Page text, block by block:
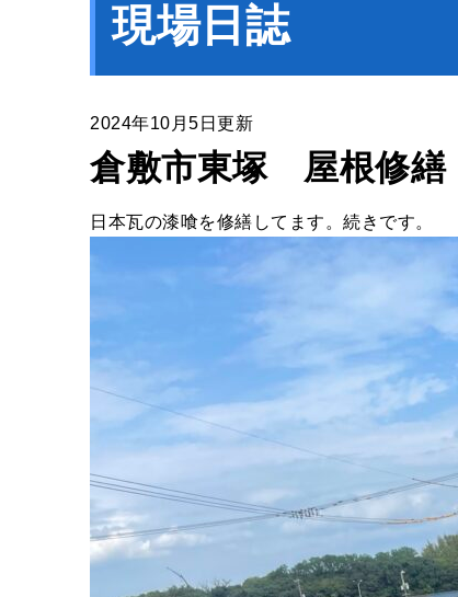
現場日誌
2024年10月5日更新
倉敷市東塚 屋根修繕
日本瓦の漆喰を修繕してます。続きです。